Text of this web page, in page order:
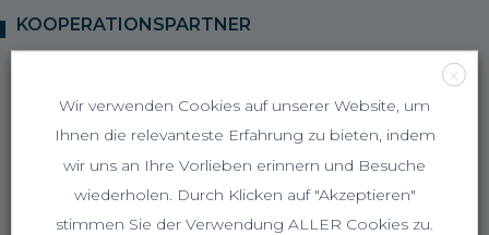
KOOPERATIONSPARTNER
X
Wir verwenden Cookies auf unserer Website, um
Ihnen die relevanteste Erfahrung zu bieten, indem
wir uns an Ihre Vorlieben erinnern und Besuche
wiederholen. Durch Klicken auf "Akzeptieren"
stimmen Sie der Verwendung ALLER Cookies zu.